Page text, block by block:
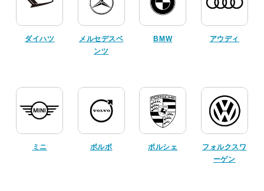
ダイハツ
メルセデスベ
ンツ
BMW アウディ
ミニ ボルボ ポルシェ
フォルクスワ
ーゲン